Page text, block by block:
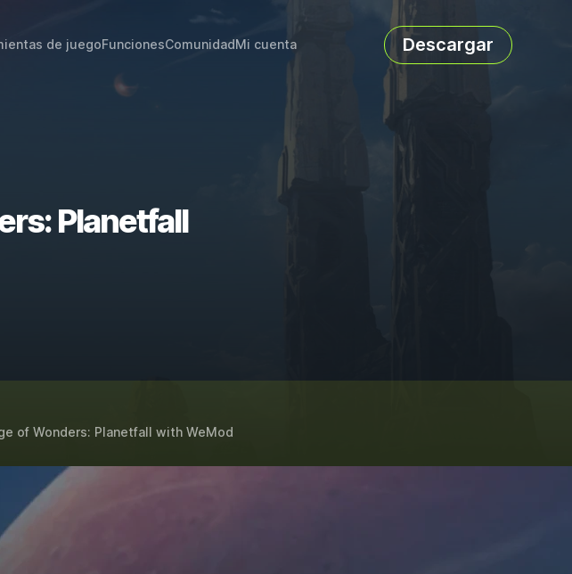
de juegoFuncionesComunidadMi cuenta Descargar
Planetfall
of Wonders: Planetfall with WeMod